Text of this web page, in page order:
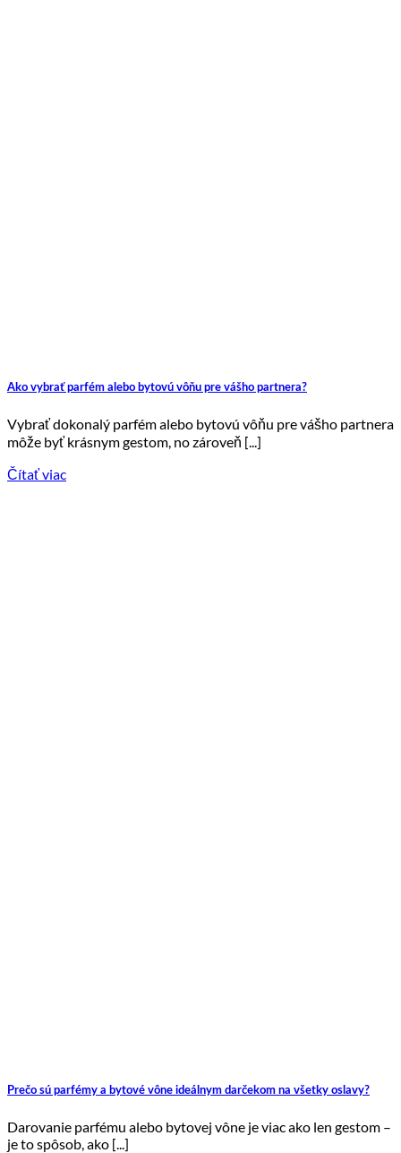
Ako vybrať parfém alebo bytovú vôňu pre vášho partnera?
Vybrať dokonalý parfém alebo bytovú vôňu pre vášho partnera
môže byť krásnym gestom, no zároveň [...]
Čítať viac
Prečo sú parfémy a bytové vône ideálnym darčekom na všetky oslavy?
Darovanie parfému alebo bytovej vône je viac ako len gestom –
je to spôsob, ako [...]